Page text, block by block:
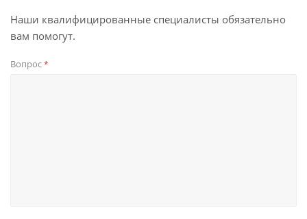
Наши квалифицированные специалисты обязательно
вам помогут.
Вопрос*